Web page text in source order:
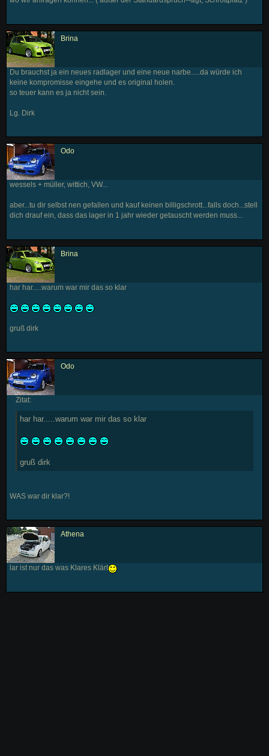
Brina
Du brauchst ja ein neues radlager und eine neue narbe.....da würde ich
keine kompromisse eingehe und es original holen.
so teuer kann es ja nicht sein.
Lg. Dirk
Odo
wessels + müller, wittich, VW...
aber...tu dir selbst nen gefallen und kauf keinen billigschrott...falls doch...stell
dich drauf ein, dass das lager in 1 jahr wieder getauscht werden muss...
Brina
har har.....warum war mir das so klar
gruß dirk
Odo
Zitat:
har har.....warum war mir das so klar
gruß dirk
WAS war dir klar?!
Athena
lar ist nur das was Klares Klärt